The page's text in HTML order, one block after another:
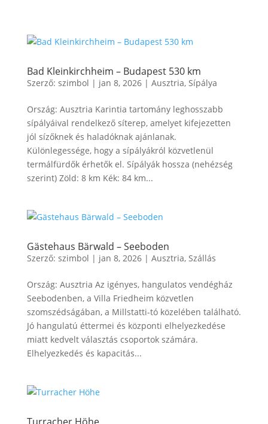
Bad Kleinkirchheim – Budapest 530 km
Szerző: szimbol | jan 8, 2026| Ausztria, Sípálya
Ország: Ausztria Karintia tartomány leghosszabb
sípályáival rendelkező síterep, amelyet kifejezetten
jól sízőknek és haladóknak ajánlanak.
Különlegessége, hogy a sípályákról közvetlenül
termálfürdők érhetők el. Sípályák hossza (nehézség
szerint) Zöld: 8 km Kék: 84 km...
Gästehaus Bärwald – Seeboden
Szerző: szimbol | jan 8, 2026| Ausztria, Szállás
Ország: Ausztria Az igényes, hangulatos vendégház
Seebodenben, a Villa Friedheim közvetlen
szomszédságában, a Millstatti-tó közelében található.
Jó hangulatú éttermei és központi elhelyezkedése
miatt kedvelt választás csoportok számára.
Elhelyezkedés és kapacitás...